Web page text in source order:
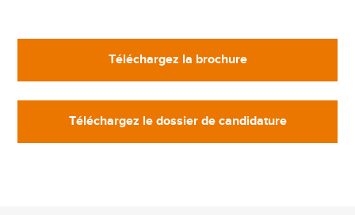
Téléchargez la brochure
Téléchargez le dossier de candidature